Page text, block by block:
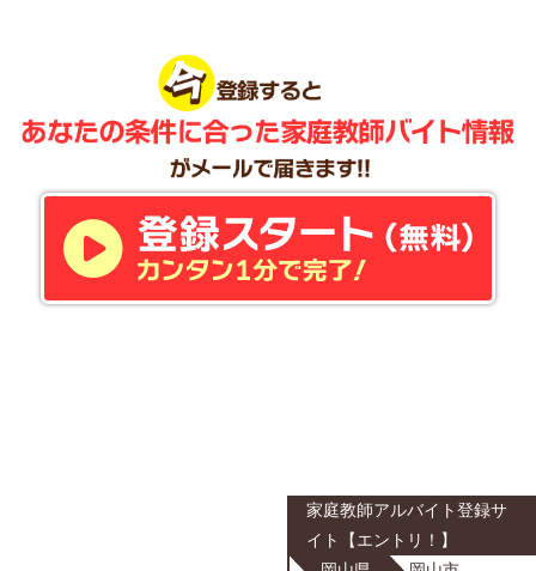
家庭教師アルバイト登録サ
イト【エントリ！】